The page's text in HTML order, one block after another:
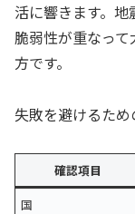
活に響きます。
脆弱性が重なっ
方です。
失敗を避けるため
確認項目
国